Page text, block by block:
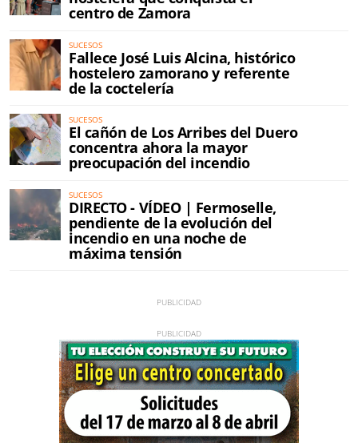
centro de Zamora
SUCESOS
Fallece José Luis Alcina, histórico
hostelero zamorano y referente
de la coctelería
SUCESOS
El cañón de Los Arribes del Duero
concentra ahora la mayor
preocupación del incendio
SUCESOS
DIRECTO - VÍDEO | Fermoselle,
pendiente de la evolución del
incendio en una noche de
máxima tensión